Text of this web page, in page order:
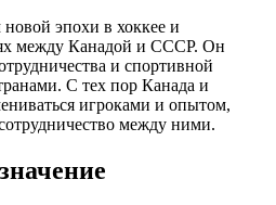
эпохи в хоккее и
между Канадой и СССР. Он
и спортивной
С тех пор Канада и
игроками и опытом,
между ними.